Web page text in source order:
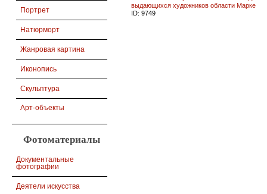
Портрет
Натюрморт
Жанровая картина
Иконопись
Скульптура
Арт-объекты
Фотоматериалы
Документальные
фотографии
Деятели искусства
выдающихся художников области Марке
ID: 9749